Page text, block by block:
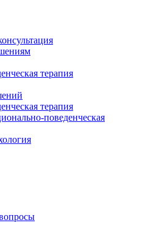
терапия
терапия
поведенческая